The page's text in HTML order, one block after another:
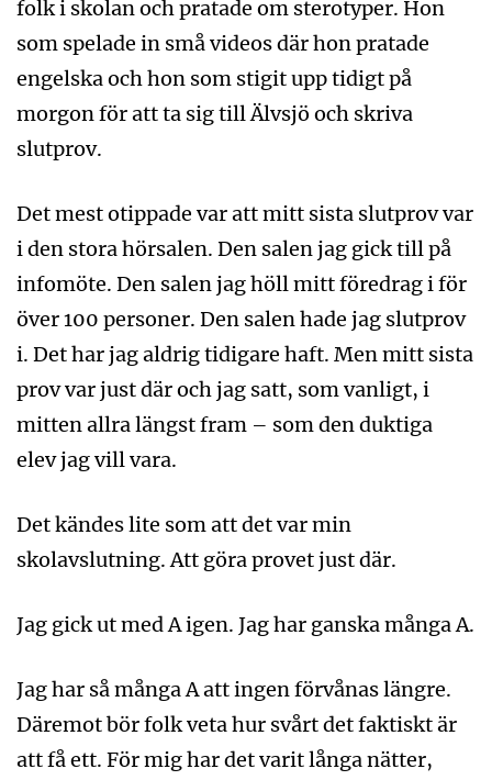
folk i skolan och pratade om sterotyper. Hon
som spelade in små videos där hon pratade
engelska och hon som stigit upp tidigt på
morgon för att ta sig till Älvsjö och skriva
slutprov.
Det mest otippade var att mitt sista slutprov var
i den stora hörsalen. Den salen jag gick till på
infomöte. Den salen jag höll mitt föredrag i för
över 100 personer. Den salen hade jag slutprov
i. Det har jag aldrig tidigare haft. Men mitt sista
prov var just där och jag satt, som vanligt, i
mitten allra längst fram – som den duktiga
elev jag vill vara.
Det kändes lite som att det var min
skolavslutning. Att göra provet just där.
Jag gick ut med A igen. Jag har ganska många A.
Jag har så många A att ingen förvånas längre.
Däremot bör folk veta hur svårt det faktiskt är
att få ett. För mig har det varit långa nätter,